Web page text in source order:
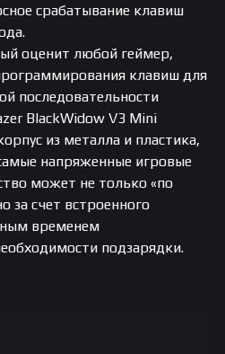
срабатывание клавиш
оценит любой геймер,
клавиш для
последовательности
BlackWidow V3 Mini
из металла и пластика,
напряженные игровые
может не только «по
за счет встроенного
временем
подзарядки.